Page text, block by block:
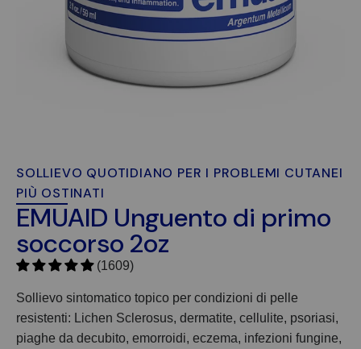
SOLLIEVO QUOTIDIANO PER I PROBLEMI CUTANEI
PIÙ OSTINATI
EMUAID Unguento di primo
soccorso 2oz
(1609)
Sollievo sintomatico topico per condizioni di pelle
resistenti: Lichen Sclerosus, dermatite, cellulite, psoriasi,
piaghe da decubito, emorroidi, eczema, infezioni fungine,